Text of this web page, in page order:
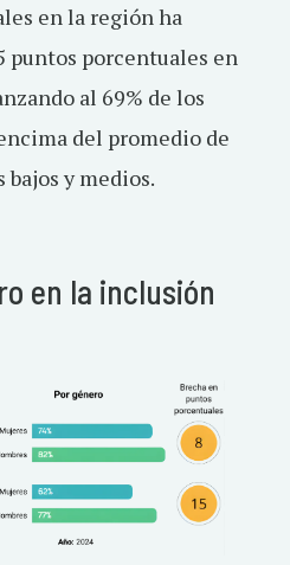
en la región ha
puntos porcentuales en
al 69% de los
del promedio de
bajos y medios.
en la inclusión